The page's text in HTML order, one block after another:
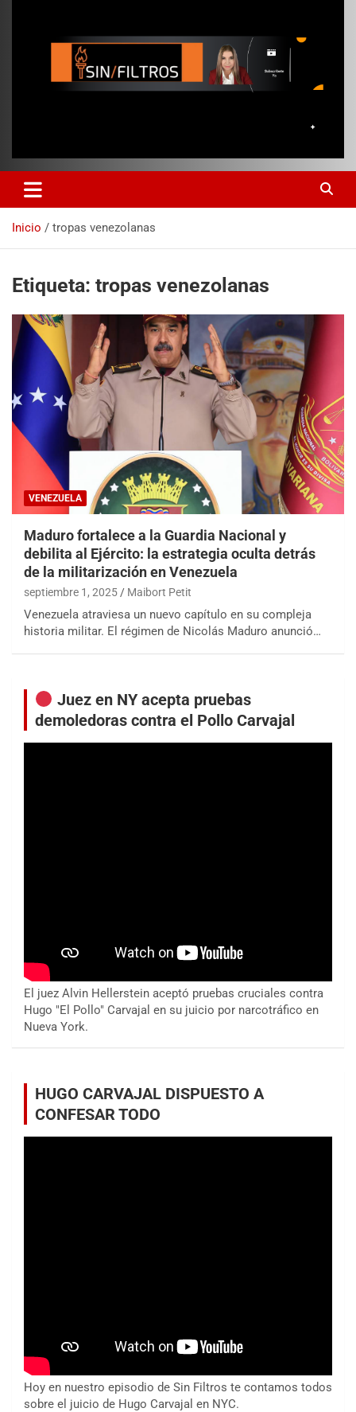
Inicio tropas venezolanas
Etiqueta: tropas venezolanas
VENEZUELA
Maduro fortalece a la Guardia Nacional y
debilita al Ejército: la estrategia oculta detrás
de la militarización en Venezuela
septiembre 1, 2025 Maibort Petit
Venezuela atraviesa un nuevo capítulo en su compleja
historia militar. El régimen de Nicolás Maduro anunció…
Juez en NY acepta pruebas
demoledoras contra el Pollo Carvajal
El juez Alvin Hellerstein aceptó pruebas cruciales contra
Hugo "El Pollo" Carvajal en su juicio por narcotráfico en
Nueva York.
HUGO CARVAJAL DISPUESTO A
CONFESAR TODO
Hoy en nuestro episodio de Sin Filtros te contamos todos
sobre el juicio de Hugo Carvajal en NYC.